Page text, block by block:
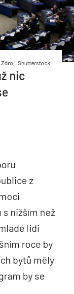
Zdroj: Shutterstock
nic
z
nižším než
lidi
roce by
bytů měly
by se